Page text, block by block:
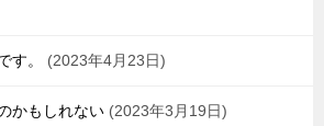
す。 2023年4月23日
かもしれない 2023年3月19日